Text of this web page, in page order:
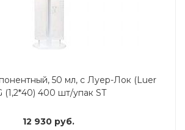
50 мл, с Луер-Лок (Luer
(1,2*40) 400 шт/упак ST
12 930 руб.